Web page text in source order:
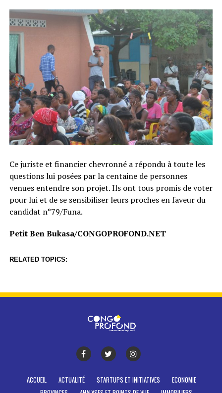
Ce juriste et financier chevronné a répondu à toute les
questions lui posées par la centaine de personnes
venues entendre son projet. Ils ont tous promis de voter
pour lui et de se sensibiliser leurs proches en faveur du
candidat n°79/Funa.
Petit Ben Bukasa/CONGOPROFOND.NET
RELATED TOPICS:
ACCUEIL ACTUALITÉ STARTUPS ET INITIATIVES
ECONOMIE